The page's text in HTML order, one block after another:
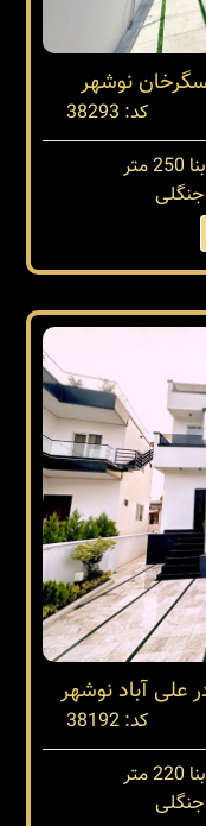
نوشهر
کد: 38293
بنا 250 متر
جنگلی
علی آباد نوشهر
کد: 38192
بنا 220 متر
جنگلی